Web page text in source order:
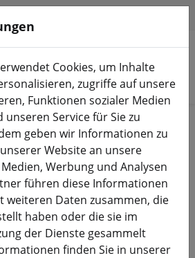
RC Fernsteuerung RC-Sender
Radio 3
ELRS
Cookies, um Inhalte
zugriffe auf unsere
Funktionen sozialer Medien
Service für Sie zu
geben wir Informationen zu
Website an unsere
Werbung und Analysen
führen diese Informationen
weiteren Daten zusammen, die
haben oder die sie im
der Dienste gesammelt
finden Sie in unserer